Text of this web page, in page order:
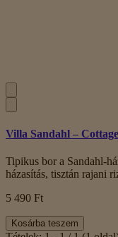
Villa Sandahl –
Tipikus bor a Sandahl-
házasítás, tisztán rajani
5 490 Ft
Kosárba teszem